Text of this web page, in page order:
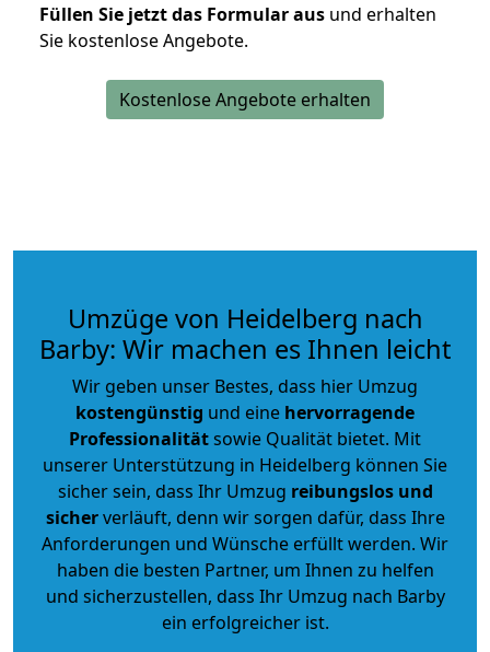
Füllen Sie jetzt das Formular aus und erhalten
Sie kostenlose Angebote.
Kostenlose Angebote erhalten
Umzüge von Heidelberg nach
Barby: Wir machen es Ihnen leicht
Wir geben unser Bestes, dass hier Umzug
kostengünstig und eine hervorragende
Professionalitätsowie Qualität bietet. Mit
unserer Unterstützung in Heidelberg können Sie
sicher sein, dass Ihr Umzug reibungslos und
sicherverläuft, denn wir sorgen dafür, dass Ihre
Anforderungen und Wünsche erfüllt werden. Wir
haben die besten Partner, um Ihnen zu helfen
und sicherzustellen, dass Ihr Umzug nach Barby
ein erfolgreicher ist.